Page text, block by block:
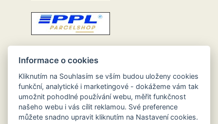
Informace o cookies
Kliknutím na Souhlasím se vším budou uloženy cookies
funkční, analytické i marketingové - dokážeme vám tak
umožnit pohodlné používání webu, měřit funkčnost
našeho webu i vás cílit reklamou. Své preference
můžete snadno upravit kliknutím na Nastavení cookies.